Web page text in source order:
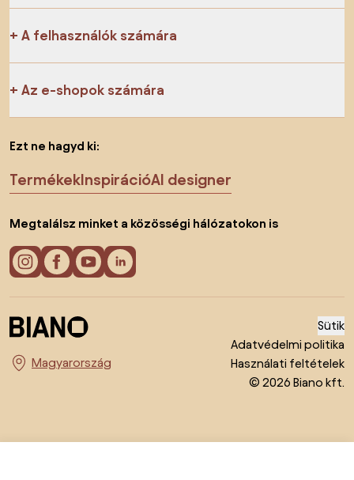
A felhasználók számára
Az e-shopok számára
Ezt ne hagyd ki:
TermékekInspirációAI designer
Megtalálsz minket a közösségi hálózatokon is
Ország megváltoztatása
Sütik
Adatvédelmi politika
Használati feltételek
© 2026 Biano kft.